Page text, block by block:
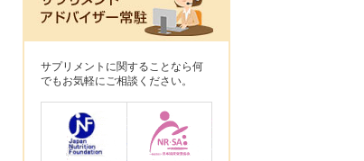
サプリメントに関することなら何
でもお気軽にご相談ください。